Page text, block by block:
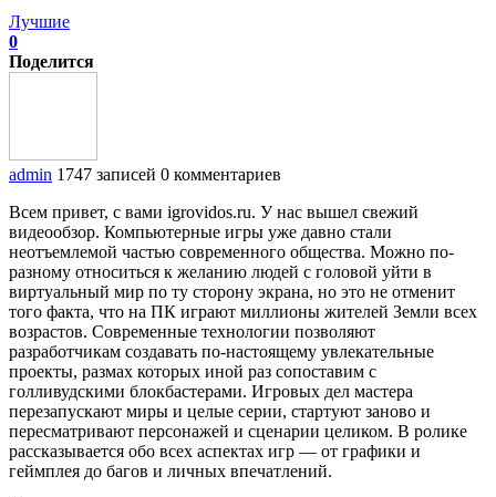
Лучшие
0
Поделится
admin 1747 записей 0 комментариев
Всем привет, с вами igrovidos.ru. У нас вышел свежий
видеообзор. Компьютерные игры уже давно стали
неотъемлемой частью современного общества. Можно по-
разному относиться к желанию людей с головой уйти в
виртуальный мир по ту сторону экрана, но это не отменит
того факта, что на ПК играют миллионы жителей Земли всех
возрастов. Современные технологии позволяют
разработчикам создавать по-настоящему увлекательные
проекты, размах которых иной раз сопоставим с
голливудскими блокбастерами. Игровых дел мастера
перезапускают миры и целые серии, стартуют заново и
пересматривают персонажей и сценарии целиком. В ролике
рассказывается обо всех аспектах игр — от графики и
геймплея до багов и личных впечатлений.